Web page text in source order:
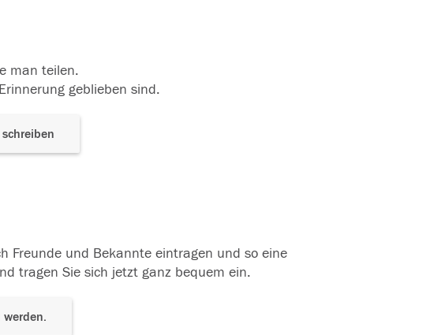
man teilen.
geblieben sind.
Freunde und Bekannte eintragen und so eine
tragen Sie sich jetzt ganz bequem ein.